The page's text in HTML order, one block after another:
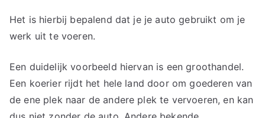
Het is hierbij bepalend dat je je auto gebruikt om je
werk uit te voeren.
Een duidelijk voorbeeld hiervan is een groothandel.
Een koerier rijdt het hele land door om goederen van
de ene plek naar de andere plek te vervoeren, en kan